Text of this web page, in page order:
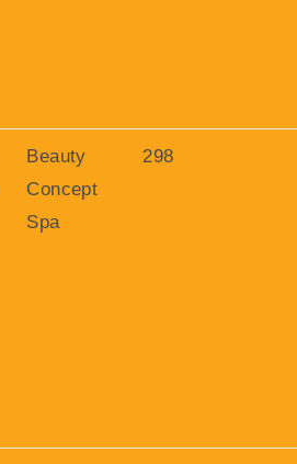
Beauty
Concept
Spa
298